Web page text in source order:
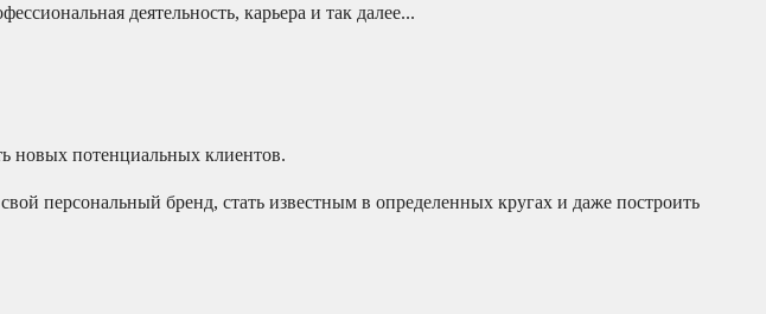
деятельность, карьера и так далее...
новых потенциальных клиентов.
персональный бренд, стать известным в определенных кругах и даже построить